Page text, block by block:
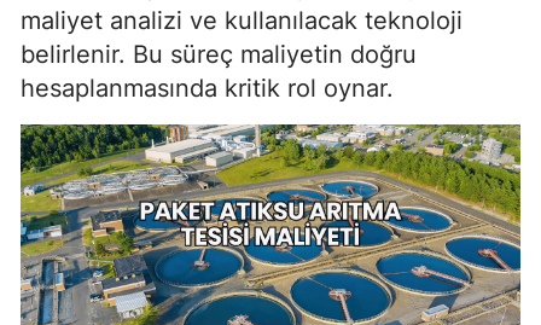
maliyet analizi ve kullanılacak teknoloji
belirlenir. Bu süreç maliyetin doğru
hesaplanmasında kritik rol oynar.